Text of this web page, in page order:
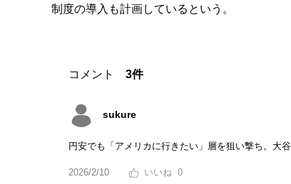
制度の導入も計画しているという。
コメント 3件
sukure
円安でも「アメリカに行きたい」層を狙い撃ち。大
2026/2/10 0